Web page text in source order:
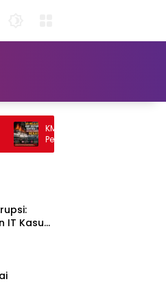
KMP Mutiara Sentosa 2 Terbakar,
Penumpang Nekat Melompat ke
IT Kasus